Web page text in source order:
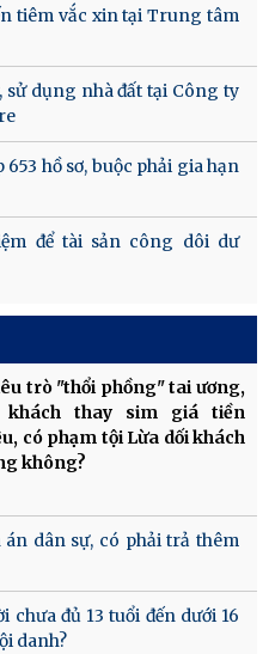
tiêm vắc xin tại Trung tâm
dụng nhà đất tại Công ty
hồ sơ, buộc phải gia hạn
để tài sản công dôi dư
trò "thổi phồng" tai ương,
khách thay sim giá tiền
có phạm tội Lừa dối khách
không?
dân sự, có phải trả thêm
chưa đủ 13 tuổi đến dưới 16
danh?